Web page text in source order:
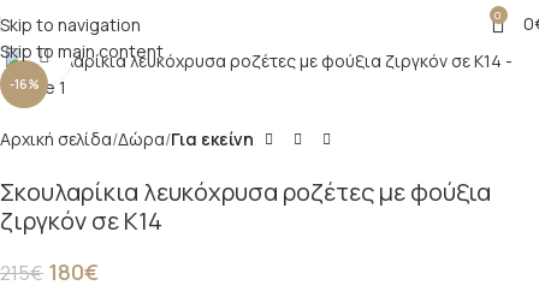
Skip to navigation
Skip to main content
0 0
-16%
Click to enlarge
Αρχική σελίδα Δώρα Για εκείνη
Σκουλαρίκια λευκόχρυσα ροζέτες με φούξια
ζιργκόν σε Κ14
215€ 180€